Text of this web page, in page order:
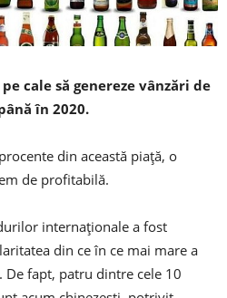
cale să genereze vânzări de
în 2020.
din această piață, o
de profitabilă.
internaționale a fost
din ce în ce mai mare a
fapt, patru dintre cele 10